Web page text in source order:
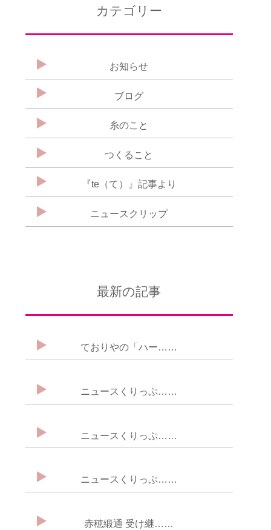
カテゴリー
お知らせ
ブログ
糸のこと
つくること
『te（て）』記事より
ニュースクリップ
最新の記事
ておりやの「ハー……
ニュースくりっぷ……
ニュースくりっぷ……
ニュースくりっぷ……
赤穂緞通 受け継……